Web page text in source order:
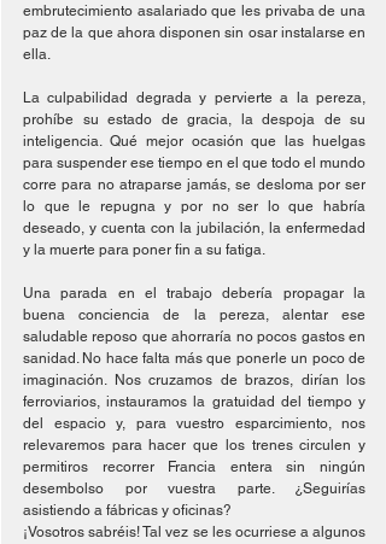
embrutecimiento asalariado que les privaba de una
paz de la que ahora disponen sin osar instalarse en
ella.
La culpabilidad degrada y pervierte a la pereza,
prohíbe su estado de gracia, la despoja de su
inteligencia. Qué mejor ocasión que las huelgas
para suspender ese tiempo en el que todo el mundo
corre para no atraparse jamás, se desloma por ser
lo que le repugna y por no ser lo que habría
deseado, y cuenta con la jubilación, la enfermedad
y la muerte para poner fin a su fatiga.
Una parada en el trabajo debería propagar la
buena conciencia de la pereza, alentar ese
saludable reposo que ahorraría no pocos gastos en
sanidad. No hace falta más que ponerle un poco de
imaginación. Nos cruzamos de brazos, dirían los
ferroviarios, instauramos la gratuidad del tiempo y
del espacio y, para vuestro esparcimiento, nos
relevaremos para hacer que los trenes circulen y
permitiros recorrer Francia entera sin ningún
desembolso por vuestra parte. ¿Seguirías
asistiendo a fábricas y oficinas?
¡Vosotros sabréis! Tal vez se les ocurriese a algunos